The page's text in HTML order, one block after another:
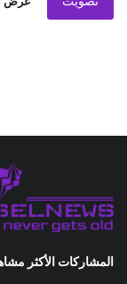
المشاركات الأكثر